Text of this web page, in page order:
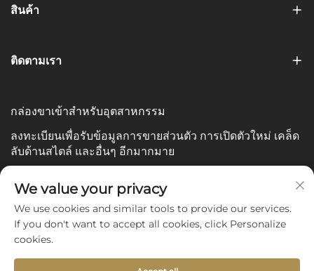
สินค้า
ติดตามเรา
กล่องขาเข้าสำหรับอุตสาหกรรม
ลงทะเบียนเพื่อรับข้อมูลการขายส่วนตัว การเปิดตัวใหม่ เคล็ด
ลับด้านสไตล์ และอื่นๆ อีกมากมาย
อีเมลของคุณ
Subscribe
We value your privacy
We use cookies and similar tools to provide our services.
If you don't want to accept all cookies, click Personalize
cookies.